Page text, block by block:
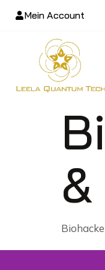
Mein Account